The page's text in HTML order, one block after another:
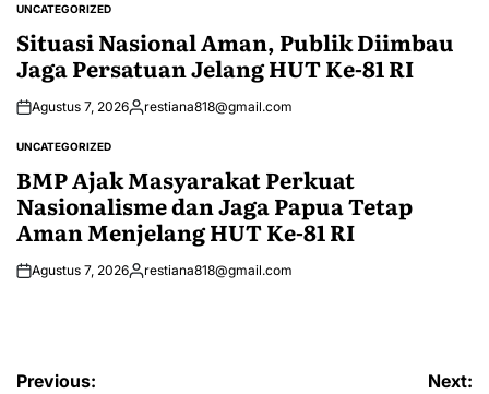
POSTED
UNCATEGORIZED
Situasi Nasional Aman, Publik Diimbau
Jaga Persatuan Jelang HUT Ke-81 RI
Agustus 7, 2026Posted
restiana818@gmail.com
POSTED
UNCATEGORIZED
BMP Ajak Masyarakat Perkuat
Nasionalisme dan Jaga Papua Tetap
Aman Menjelang HUT Ke-81 RI
Agustus 7, 2026Posted
restiana818@gmail.com
Navigasi
Previous: Next: